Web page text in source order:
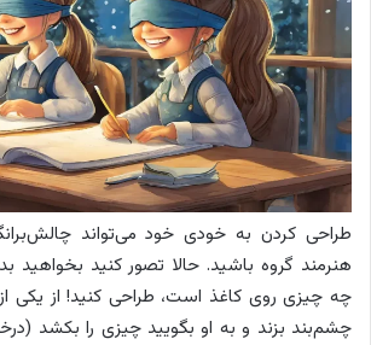
طراحی کردن به خودی خود می‌تواند
هنرمند گروه باشید. حالا تصور کنید بخواهید
چه چیزی روی کاغذ است، طراحی کنید! از یکی
چشم‌بند بزند و به او بگویید چیزی را بکشد